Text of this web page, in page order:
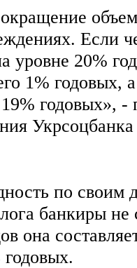
Если
уровне 20%
1% годовых,
годовых», -
по своим
банкиры
она